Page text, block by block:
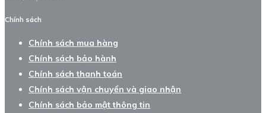
Chính sách
Chính sách mua hàng
Chính sách bảo hành
Chính sách thanh toán
Chính sách vận chuyển và giao nhận
Chính sách bảo mật thông tin